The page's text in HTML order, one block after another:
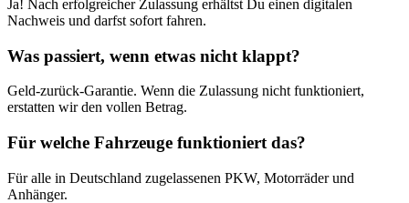
Ja! Nach erfolgreicher Zulassung erhältst Du einen digitalen
Nachweis und darfst sofort fahren.
Was passiert, wenn etwas nicht klappt?
Geld-zurück-Garantie. Wenn die Zulassung nicht funktioniert,
erstatten wir den vollen Betrag.
Für welche Fahrzeuge funktioniert das?
Für alle in Deutschland zugelassenen PKW, Motorräder und
Anhänger.